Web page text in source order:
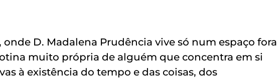
D. Madalena Prudência vive só num espaço fora
muito própria de alguém que concentra em si
à existência do tempo e das coisas, dos